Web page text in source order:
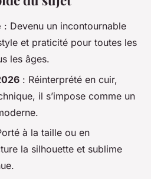
: Devenu un incontournable
et praticité pour toutes les
les âges.
: Réinterprété en cuir,
il s’impose comme un
à la taille ou en
la silhouette et sublime